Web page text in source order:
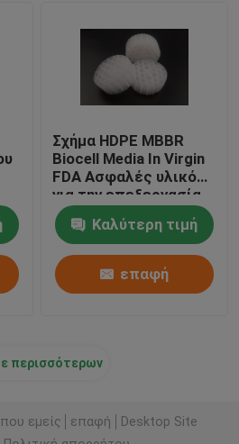
Σχήμα HDPE MBBR
Biocell Media In Virgin
FDA Ασφαλές υλικό
για την επεξεργασία
λυμάτων
Καλύτερη τιμή
επαφή
περισσότερων
εμείς επαφή
Desktop Site